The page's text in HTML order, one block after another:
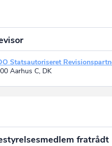
Statsautoriseret
Aarhus C, DK
fratrådt